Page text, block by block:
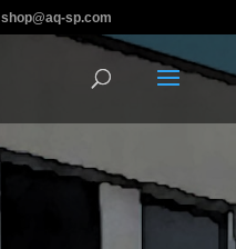
shop@aq-sp.com